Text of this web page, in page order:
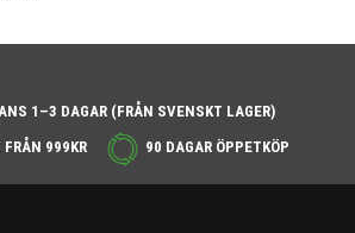
1–3 DAGAR (FRÅN SVENSKT LAGER)
999KR
90 DAGAR ÖPPETKÖP